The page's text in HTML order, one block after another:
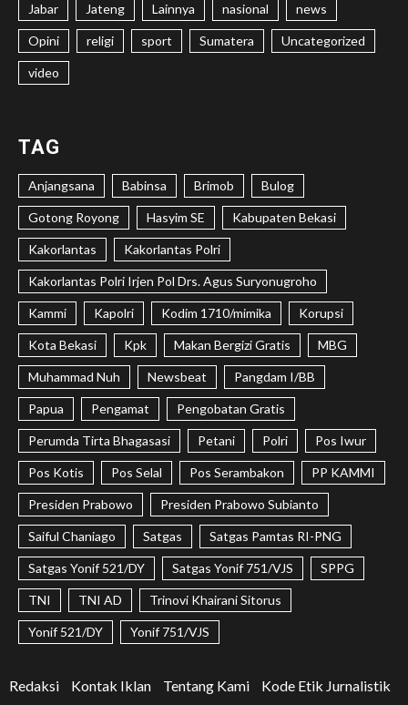
Jabar Jateng Lainnya nasional news
Opini religi sport Sumatera Uncategorized
video
TAG
Anjangsana Babinsa Brimob Bulog
Gotong Royong Hasyim SE Kabupaten Bekasi
Kakorlantas Kakorlantas Polri
Kakorlantas Polri Irjen Pol Drs. Agus Suryonugroho
Kammi Kapolri Kodim 1710/mimika Korupsi
Kota Bekasi Kpk Makan Bergizi Gratis MBG
Muhammad Nuh Newsbeat Pangdam I/BB
Papua Pengamat Pengobatan Gratis
Perumda Tirta Bhagasasi Petani Polri Pos Iwur
Pos Kotis Pos Selal Pos Serambakon PP KAMMI
Presiden Prabowo Presiden Prabowo Subianto
Saiful Chaniago Satgas Satgas Pamtas RI-PNG
Satgas Yonif 521/DY Satgas Yonif 751/VJS SPPG
TNI TNI AD Trinovi Khairani Sitorus
Yonif 521/DY Yonif 751/VJS
Redaksi Kontak Iklan Tentang Kami
Kode Etik Jurnalistik